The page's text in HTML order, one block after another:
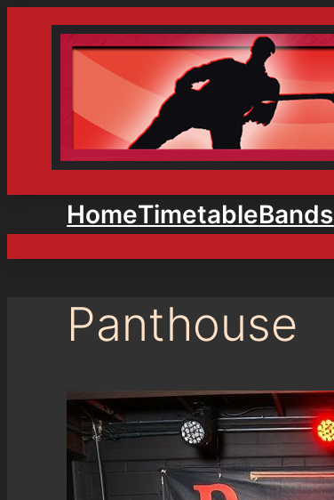
HomeTimetableBands
Panthouse